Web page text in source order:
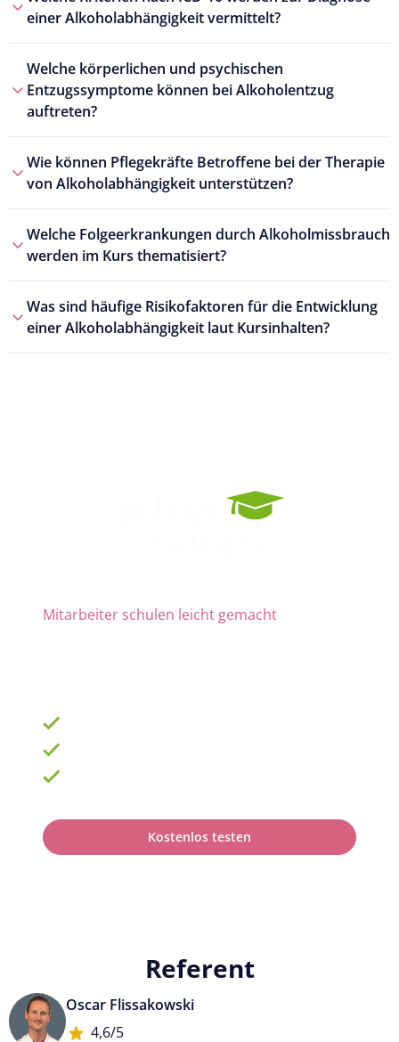
einer Alkoholabhängigkeit vermittelt?
Welche körperlichen und psychischen
Entzugssymptome können bei Alkoholentzug
auftreten?
Wie können Pflegekräfte Betroffene bei der Therapie
von Alkoholabhängigkeit unterstützen?
Welche Folgeerkrankungen durch Alkoholmissbrauch
werden im Kurs thematisiert?
Was sind häufige Risikofaktoren für die Entwicklung
einer Alkoholabhängigkeit laut Kursinhalten?
Mitarbeiter schulen leicht gemacht
Kostenlos testen
Referent
Oscar Flissakowski
4,6/5